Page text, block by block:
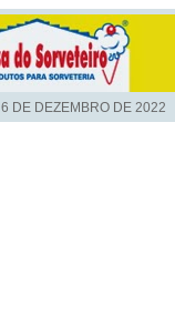
6 DE DEZEMBRO DE 2022